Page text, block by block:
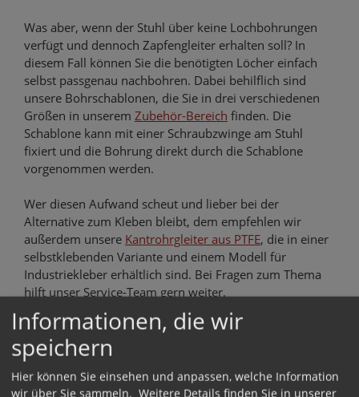
Was aber, wenn der Stuhl über keine Lochbohrungen
verfügt und dennoch Zapfengleiter erhalten soll? In
diesem Fall können Sie die benötigten Löcher einfach
selbst passgenau nachbohren. Dabei behilflich sind
unsere Bohrschablonen, die Sie in drei verschiedenen
Größen in unserem Zubehör-Bereich finden. Die
Schablone kann mit einer Schraubzwinge am Stuhl
fixiert und die Bohrung direkt durch die Schablone
vorgenommen werden.
Wer diesen Aufwand scheut und lieber bei der
Alternative zum Kleben bleibt, dem empfehlen wir
außerdem unsere Kantrohrgleiter aus PTFE, die in einer
selbstklebenden Variante und einem Modell für
Industriekleber erhältlich sind. Bei Fragen zum Thema
hilft unser Service-Team gern weiter.
Lesen Sie auch:
Werkzeug zur Montage
Informationen, die wir
speichern
Hier können Sie einsehen und anpassen, welche Information
wir über Sie sammeln. Weitere Details finden Sie in unserer